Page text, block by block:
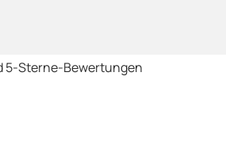
5-Sterne-Bewertungen